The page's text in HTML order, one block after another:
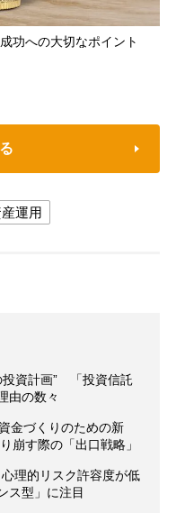
功への大切なポイント
運用
投資計画” 「投資信託
由の数々
金づくりのための新
崩す際の「出口戦略」
理的リスク許容度が低
ス型」に注目